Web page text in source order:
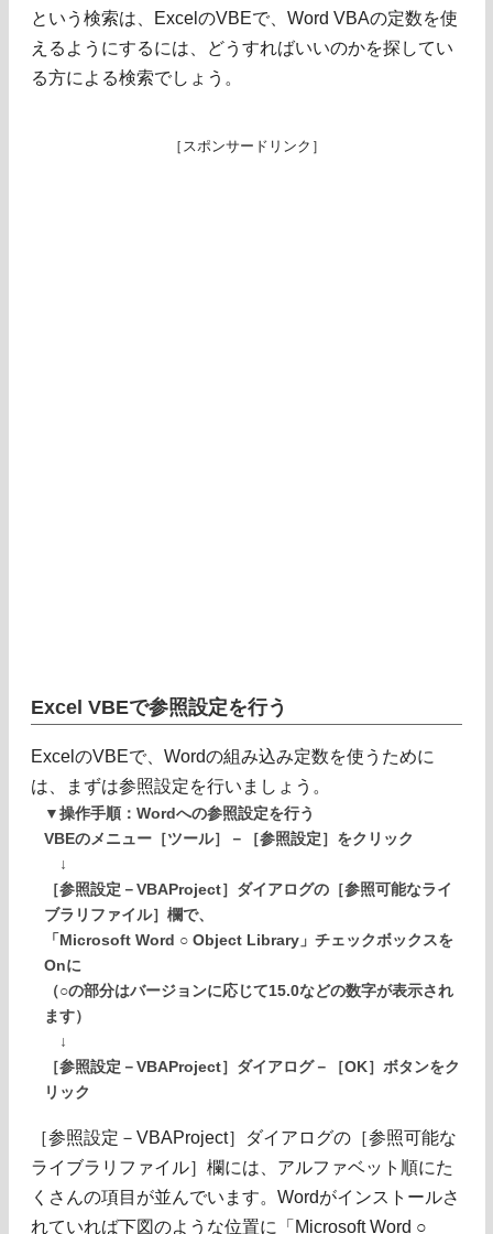
という検索は、ExcelのVBEで、Word VBAの定数を使
えるようにするには、どうすればいいのかを探してい
る方による検索でしょう。
［スポンサードリンク］
Excel VBEで参照設定を行う
ExcelのVBEで、Wordの組み込み定数を使うために
は、まずは参照設定を行いましょう。
▼操作手順：Wordへの参照設定を行う
VBEのメニュー［ツール］－［参照設定］をクリック
↓
［参照設定－VBAProject］ダイアログの［参照可能なライ
ブラリファイル］欄で、
「Microsoft Word ○ Object Library」チェックボックスを
Onに
（○の部分はバージョンに応じて15.0などの数字が表示され
ます）
↓
［参照設定－VBAProject］ダイアログ－［OK］ボタンをク
リック
［参照設定－VBAProject］ダイアログの［参照可能な
ライブラリファイル］欄には、アルファベット順にた
くさんの項目が並んでいます。Wordがインストールさ
れていれば下図のような位置に「Microsoft Word ○